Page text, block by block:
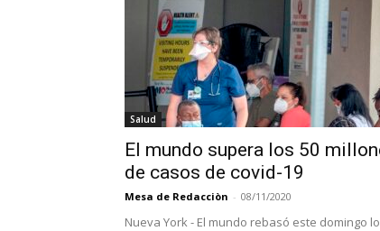
Salud
El mundo supera los 50
de casos de covid-19
Mesa de Redacciòn - 08/11/2020
Nueva York - El mundo rebasó este domingo